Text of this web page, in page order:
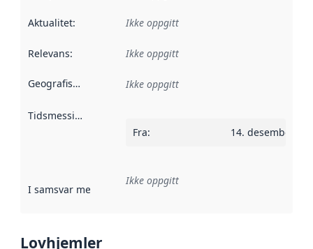
Aktualitet: Ikke oppgitt
Relevans: Ikke oppgitt
Geografisk avgrensning :
Ikke oppgitt
Tidsmessig avgrensning
Fra: 14. desember
I samsvar med Referanse til en implementasjonsregel
Ikke oppgitt
Lovhjemler